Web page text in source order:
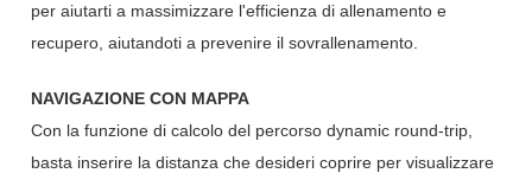
per aiutarti a massimizzare l'efficienza di allenamento e
recupero, aiutandoti a prevenire il sovrallenamento.
NAVIGAZIONE CON MAPPA
Con la funzione di calcolo del percorso dynamic round-trip,
basta inserire la distanza che desideri coprire per visualizzare